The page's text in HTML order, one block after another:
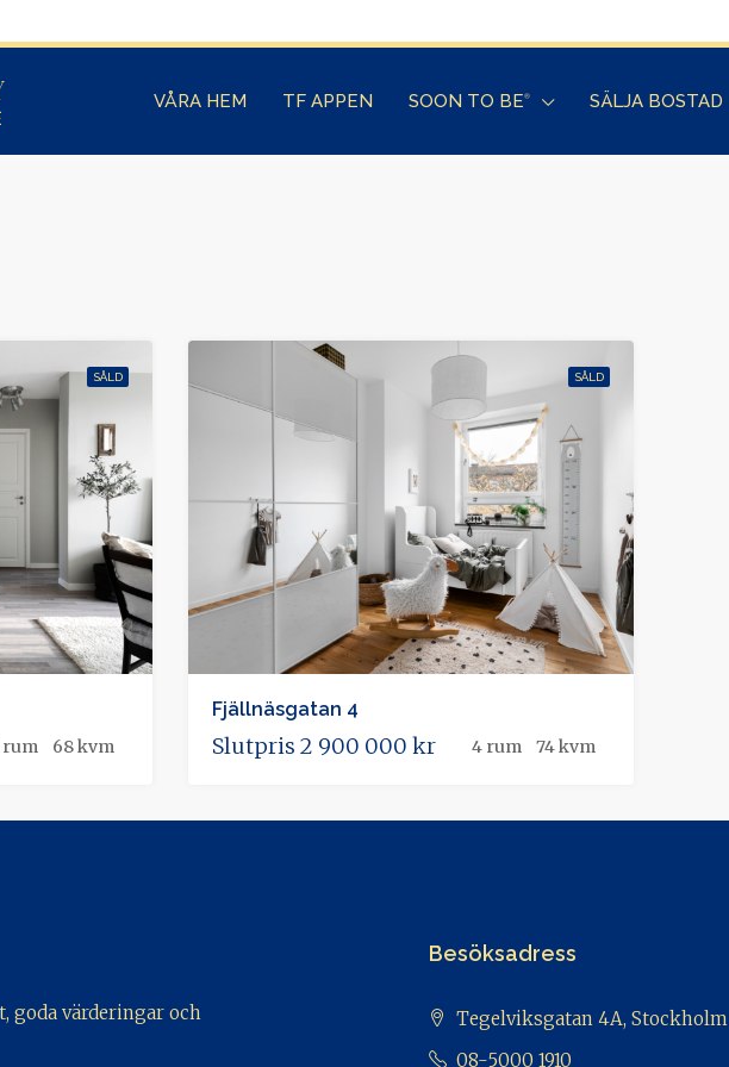
VÅRA HEM TF APPEN SOON TO BE® SÄLJA BOSTAD
SÅLD
rum 68 kvm
SÅLD
Fjällnäsgatan 4
Slutpris 2 900 000 kr 4 rum 74 kvm
goda värderingar och
Besöksadress
Tegelviksgatan 4A, Stockholm
08-5000 1910